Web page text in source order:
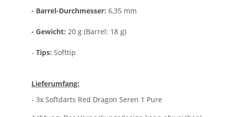
- Barrel-Durchmesser: 6,35 mm
- Gewicht: 20 g (Barrel: 18 g)
- Tips: Softtip
Lieferumfang:
- 3x Softdarts Red Dragon Seren 1 Pure